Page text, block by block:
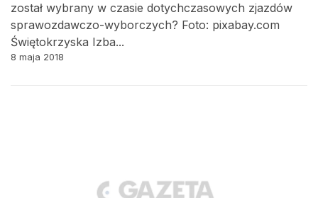
został wybrany w czasie dotychczasowych zjazdów
sprawozdawczo-wyborczych? Foto: pixabay.com
Świętokrzyska Izba...
8 maja 2018